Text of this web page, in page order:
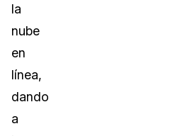
la
nube
en
línea,
dando
a